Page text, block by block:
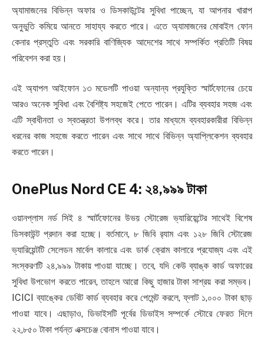
অ্যামাজনের বিভিন্ন অফার ও ডিসকাউন্টের সুবিধা পাচ্ছেন, যা আপনার খারাপ
অনুভুতি কমিয়ে আনতে সাহায্য করতে পারে। এতে অ্যামাজনের মোবাইল ফোন
কেনার প্রস্তুতি এবং সরকারি বাণিজ্যিক আদেশের সাথে সম্পর্কিত প্রতিটি বিষয়
পরিবেশন করা হয়।
এই অ্যাপল আইফোন ১৩ মডেলটি পাওয়া অন্যান্য প্রযুক্তি স্মার্টফোনের চেয়ে
আরও অনেক সুবিধা এবং বৈশিষ্ট্য সহজেই পেতে পারেন। এটির ব্যবহার সহজ এবং
এটি স্বাধীনতা ও স্বতন্ত্রতা উপলব্ধ করে। তার মাধ্যমে ব্যবহারকারীরা বিভিন্ন
ধরনের কাজ সহজে করতে পারেন এবং সাথে সাথে বিভিন্ন অ্যাপ্লিকেশন ব্যবহার
করতে পারেন।
OnePlus Nord CE 4: ২৪,৯৯৯ টাকা
ওয়ানপ্লাস নর্ড সিই ৪ স্মার্টফোনের উভয় স্টোরেজ ভ্যারিয়েন্টের সাথেই বিশেষ
ডিসকাউন্ট প্রদান করা হচ্ছে। বর্তমানে, ৮ জিবি র‌্যাম এবং ১২৮ জিবি স্টোরেজ
ভ্যারিয়েন্টটি সেলেডন মার্বেল কালারে এবং ডার্ক ক্রোম কালারে প্রযোজ্য এবং এই
সংস্করণটি ২৪,৯৯৯ টাকায় পাওয়া যাচ্ছে। তবে, যদি কেউ ব্যাঙ্ক কার্ড অফারের
সুবিধা উপভোগ করতে পারেন, তাহলে আরো কিছু হাজার টাকা সাশ্রয় করা সম্ভব।
ICICI ব্যাঙ্কের ডেবিট কার্ড ব্যবহার করে পেমেন্ট করলে, ফ্লাট ১,০০০ টাকা ছাড়
পাওয়া যাবে। এছাড়াও, ডিভাইসটি পূর্বের ডিভাইস সম্পর্কে স্টোরে ফেরত দিলে
২২,৮৫০ টাকা পর্যন্ত এক্সচেঞ্জ বোনাস পাওয়া যাবে।